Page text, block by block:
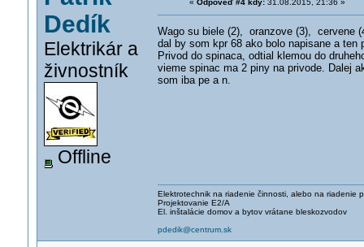
Dedík
Elektrikár a
živnostník
Offline
« Odpověď #4 kdy:31.08.2015, 21:36 »
Wago su biele (2), oranzove (3), cervene
dal by som kpr 68 ako bolo napisane a
Privod do spinaca, odtial klemou do
vieme spinac ma 2 piny na privode. Dalej
som iba pe a n.
Elektrotechnik na riadenie činnosti, alebo na riadenie
Projektovanie E2/A
El. inštalácie domov a bytov vrátane bleskozvodov
pdedik@centrum.sk